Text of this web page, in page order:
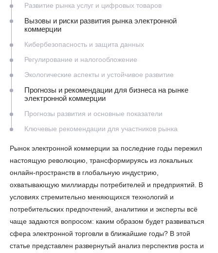
Развитие рынка услуг и цифровых товаров
Вызовы и риски развития рынка электронной
коммерции
Кибербезопасность и защита данных
Регулирование и налогообложение
Экологические аспекты и устойчивое развитие
Прогнозы и рекомендации для бизнеса на рынке
электронной коммерции
Прогнозы развития и основные показатели
Ключевые рекомендации для участников рынка
Рынок электронной коммерции за последние годы пережил
настоящую революцию, трансформируясь из локальных
онлайн-пространств в глобальную индустрию,
охватывающую миллиарды потребителей и предприятий. В
условиях стремительно меняющихся технологий и
потребительских предпочтений, аналитики и эксперты всё
чаще задаются вопросом: каким образом будет развиваться
сфера электронной торговли в ближайшие годы? В этой
статье представлен развернутый анализ перспектив роста и